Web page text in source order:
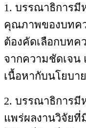
1. บรรณาธิการ
คุณภาพของบทค
ต้องคัดเลือกบท
จากความชัดเจน
เนื้อหากับนโยบา
2. บรรณาธิการ
แพร่ผลงานวิจัยที่